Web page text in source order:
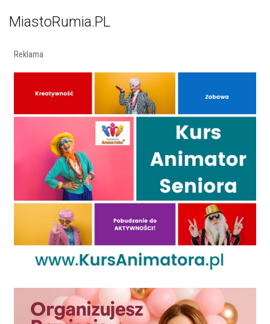
MiastoRumia.PL
Reklama